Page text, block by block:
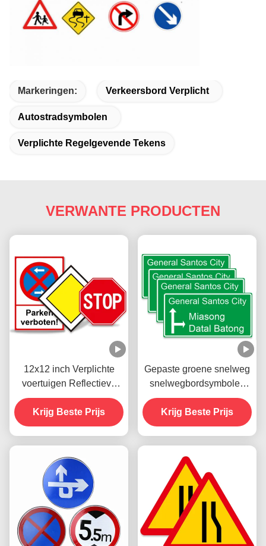
Markeringen: Verkeersbord Verplicht
Autostradsymbolen
Verplichte Regelgevende Tekens
VERWANTE PRODUCTEN
12x12 inch Verplichte
voertuigen Reflectieve
verkeersborden Stop voor
straatweg
Krijg Beste Prijs
Gepaste groene snelweg
snelwegbordsymbolen
verkeer
hoofdwegbordsymbolen
Krijg Beste Prijs